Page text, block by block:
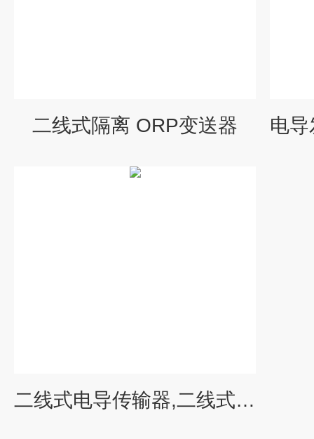
二线式隔离 ORP变送器
二线式电导传输器,二线式电导变送器,二线式电导率变送器